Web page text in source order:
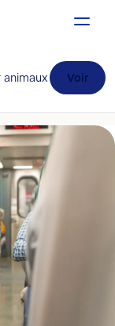
Voir